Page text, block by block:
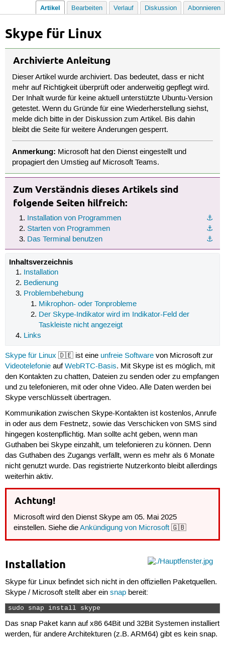
Artikel Bearbeiten Verlauf Diskussion Abonnieren
Skype für Linux
Archivierte Anleitung
Dieser Artikel wurde archiviert. Das bedeutet, dass er nicht
mehr auf Richtigkeit überprüft oder anderweitig gepflegt wird.
Der Inhalt wurde für keine aktuell unterstützte Ubuntu-Version
getestet. Wenn du Gründe für eine Wiederherstellung siehst,
melde dich bitte in der Diskussion zum Artikel. Bis dahin
bleibt die Seite für weitere Änderungen gesperrt.
Anmerkung: Microsoft hat den Dienst eingestellt und
propagiert den Umstieg auf Microsoft Teams.
Zum Verständnis dieses Artikels sind
folgende Seiten hilfreich:
⚓︎
Installation von Programmen
⚓︎
Starten von Programmen
⚓︎
Das Terminal benutzen
Inhaltsverzeichnis
Installation
Bedienung
Problembehebung
Mikrophon- oder Tonprobleme
Der Skype-Indikator wird im Indikator-Feld der
Taskleiste nicht angezeigt
Links
Skype für Linux 🇩🇪 ist eine unfreie Softwarevon Microsoft zur
VideotelefonieaufWebRTC-Basis. Mit Skype ist es möglich, mit
den Kontakten zu chatten, Dateien zu senden oder zu empfangen
und zu telefonieren, mit oder ohne Video. Alle Daten werden bei
Skype verschlüsselt übertragen.
Kommunikation zwischen Skype-Kontakten ist kostenlos, Anrufe
in oder aus dem Festnetz, sowie das Verschicken von SMS sind
hingegen kostenpflichtig. Man sollte acht geben, wenn man
Guthaben bei Skype einzahlt, um telefonieren zu können. Denn
das Guthaben des Zugangs verfällt, wenn es mehr als 6 Monate
nicht genutzt wurde. Das registrierte Nutzerkonto bleibt allerdings
weiterhin aktiv.
Achtung!
Microsoft wird den Dienst Skype am 05. Mai 2025
einstellen. Siehe dieAnkündigung von Microsoft 🇬🇧
Installation
Skype für Linux befindet sich nicht in den offiziellen Paketquellen.
Skype / Microsoft stellt aber ein snapbereit:
sudo snap install skype
Das snap Paket kann auf x86 64Bit und 32Bit Systemen installiert
werden, für andere Architekturen (z.B. ARM64) gibt es kein snap.